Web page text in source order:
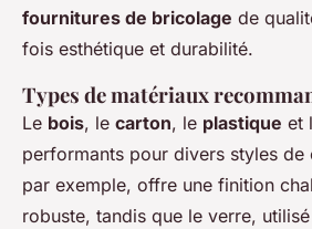
fournitures de bricolage de
fois esthétique et durabilité.
Types de matériaux
Le bois, le carton, le plastique et
performants pour divers styles de
par exemple, offre une finition
robuste, tandis que le verre,